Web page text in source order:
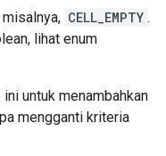
CELL_EMPTY .
lihat enum
untuk menambahkan
mengganti kriteria